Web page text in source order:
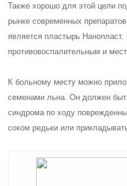
Также хорошо для этой цели
рынке современных
является пластырь Нанопласт.
противовоспалительным и
К больному месту можно
семенами льна. Он должен
синдрома по ходу
соком редьки или